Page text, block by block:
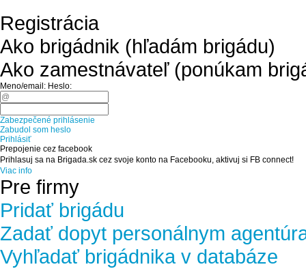
Registrácia
Ako brigádnik (hľadám brigádu)
Ako zamestnávateľ (ponúkam
Meno/email: Heslo:
Zabezpečené prihlásenie
Zabudol som heslo
Prihlásiť
Prepojenie cez facebook
Prihlasuj sa na Brigada.sk cez svoje konto na Facebooku, aktivuj si FB connect!
Viac info
Pre firmy
Pridať brigádu
Zadať dopyt personálnym
Vyhľadať brigádnika v databáze